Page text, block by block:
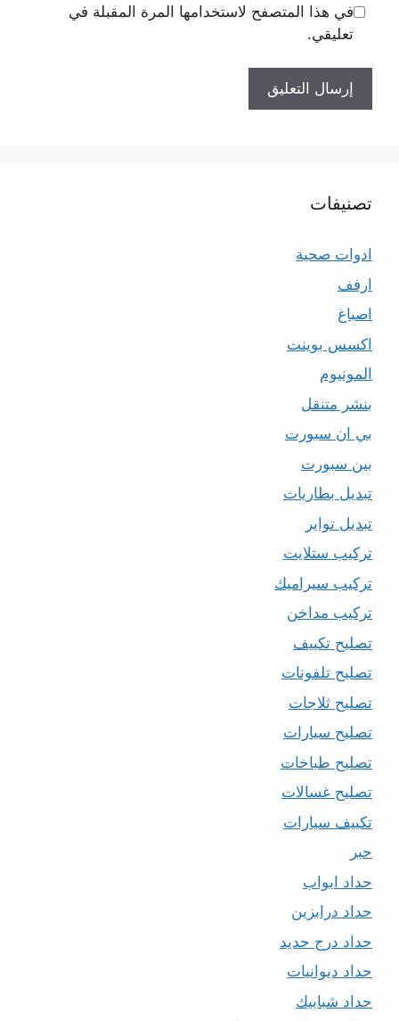
في هذا المتصفح لاستخدامها المرة المقبلة في
تعليقي.
تصنيفات
ادوات صحية
ارفف
اصباغ
اكسس بوينت
المونيوم
بنشر متنقل
بي ان سبورت
بين سبورت
تبديل بطاريات
تبديل تواير
تركيب ستلايت
تركيب سيراميك
تركيب مداخن
تصليح تكييف
تصليح تلفونات
تصليح ثلاجات
تصليح سيارات
تصليح طباخات
تصليح غسالات
تكييف سيارات
حبر
حداد ابواب
حداد درابزين
حداد درج حديد
حداد ديوانيات
حداد شبابيك